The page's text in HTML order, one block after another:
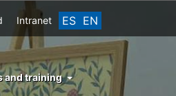
ES EN
Intranet
and training